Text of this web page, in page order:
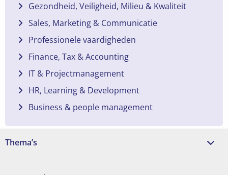
Gezondheid, Veiligheid, Milieu & Kwaliteit
Sales, Marketing & Communicatie
Professionele vaardigheden
Finance, Tax & Accounting
IT & Projectmanagement
HR, Learning & Development
Business & people management
Thema’s